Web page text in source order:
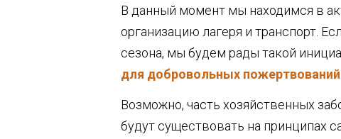
В данный момент мы находимся в
организацию лагеря и транспорт.
сезона, мы будем рады такой
для добровольных пожертвований
Возможно, часть хозяйственных
будут существовать на принципах